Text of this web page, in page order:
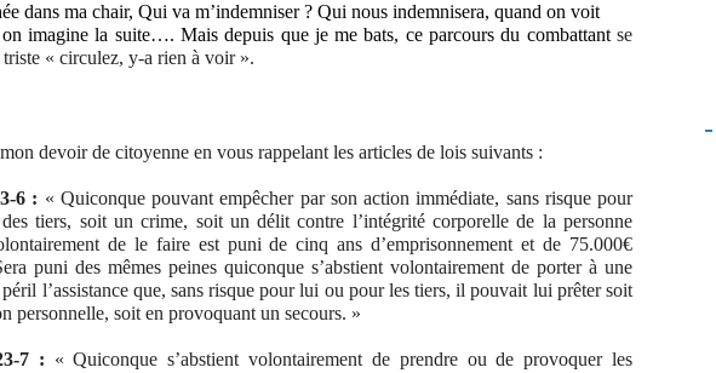
dans ma chair, Qui va m’indemniser ? Qui nous indemnisera, quand on voit
imagine la suite…. Mais depuis que je me bats, ce parcours du combattantse
« circulez, y-a rien à voir ».
devoir de citoyenne en vous rappelant les articles de lois suivants :
6 : « Quiconque pouvant empêcher par son action immédiate, sans risque pour
tiers, soit un crime, soit un délit contre l’intégrité corporelle de la personne
de le faire est puni de cinq ans d’emprisonnement et de 75.000€
puni des mêmes peines quiconque s’abstient volontairement de porter à une
l’assistance que, sans risque pour lui ou pour les tiers, il pouvait lui prêter soit
personnelle, soit en provoquant un secours. »
7 : « Quiconque s’abstient volontairement de prendre ou de provoquer les